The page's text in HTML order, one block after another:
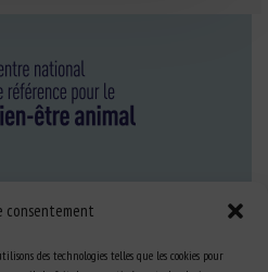
consentement
des technologies telles que les cookies pour